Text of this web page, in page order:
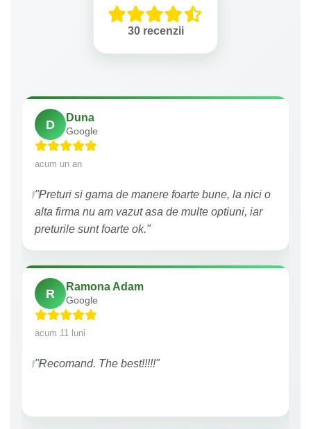
30 recenzii
D
Duna
Google
acum un an
"Preturi si gama de manere foarte bune, la nici o
alta firma nu am vazut asa de multe optiuni, iar
preturile sunt foarte ok."
R
Ramona Adam
Google
acum 11 luni
"Recomand. The best!!!!!"